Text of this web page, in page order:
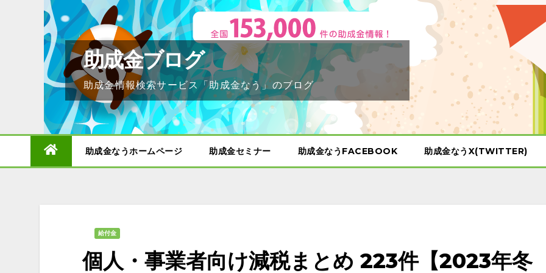
助成金ブログ
助成金情報検索サービス「助成金なう」のブログ
助成金なうホームページ 助成金セミナー 助成金なうFACEBOOK 助成金なうX(TWITTER)
給付金
個人・事業者向け減税まとめ 223件【2023年冬